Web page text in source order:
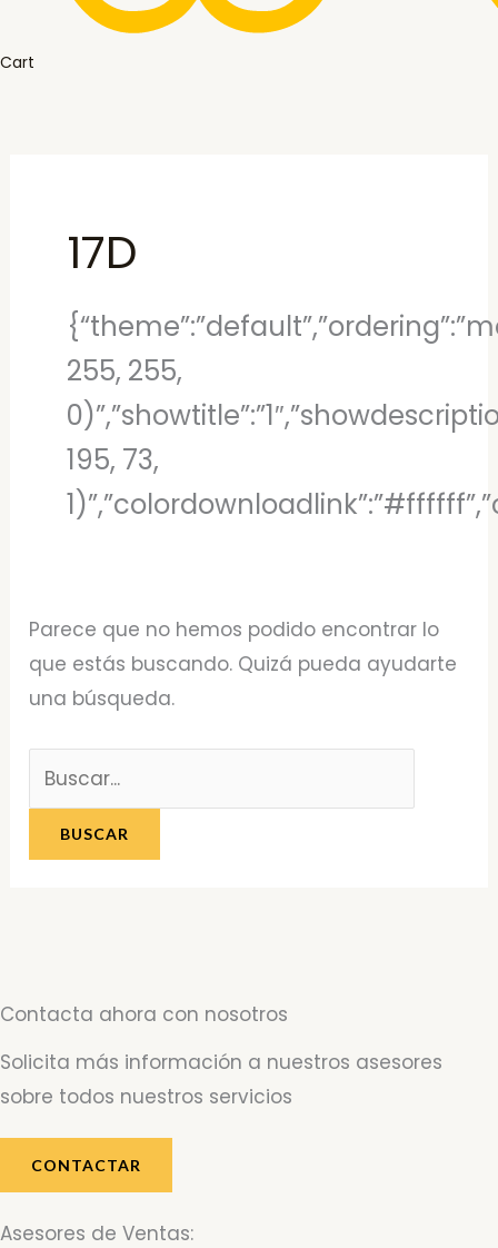
Cart
17D
255, 255,
195, 73,
Parece que no hemos podido encontrar lo
que estás buscando. Quizá pueda ayudarte
una búsqueda.
Contacta ahora con nosotros
Solicita más información a nuestros asesores
sobre todos nuestros servicios
CONTACTAR
Asesores de Ventas: